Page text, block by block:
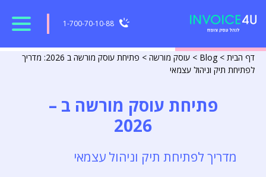
1-700-70-10-88
דף הבית >
Blog
> עוסק מורשה >
פתיחת עוסק מורשה ב 2026: מדריך
לפתיחת תיק וניהול עצמאי
פתיחת עוסק מורשה ב –
2026
מדריך לפתיחת תיק וניהול עצמאי